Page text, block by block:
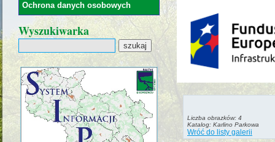
Liczba obrazków: 4
Katalog: Karlino Parkowa
Wróć do listy galerii
Ochrona danych osobowych
Wyszukiwarka